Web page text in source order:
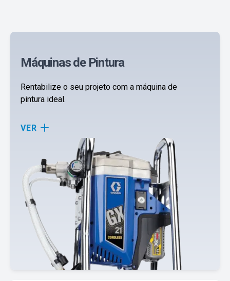
Máquinas de Pintura
Rentabilize o seu projeto com a máquina de
pintura ideal.
VER